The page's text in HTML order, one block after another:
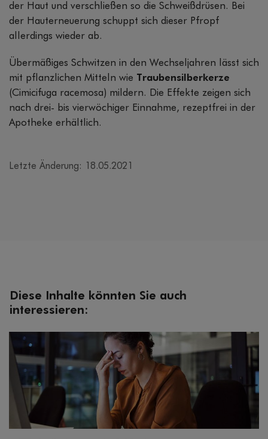
der Haut und verschließen so die Schweißdrüsen. Bei
der Hauterneuerung schuppt sich dieser Pfropf
allerdings wieder ab.
Übermäßiges Schwitzen in den Wechseljahren lässt sich
mit pflanzlichen Mitteln wie Traubensilberkerze
(Cimicifuga racemosa) mildern. Die Effekte zeigen sich
nach drei- bis vierwöchiger Einnahme, rezeptfrei in der
Apotheke erhältlich.
Letzte Änderung: 18.05.2021
Diese Inhalte könnten Sie auch
interessieren: